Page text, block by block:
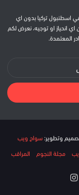
اسطنبول تركيا بدون اي
انحياز او توجيه، نعرض لكم
المعتمدة.
سواح ويب
مجلة النجوم المراقب
انستقرام